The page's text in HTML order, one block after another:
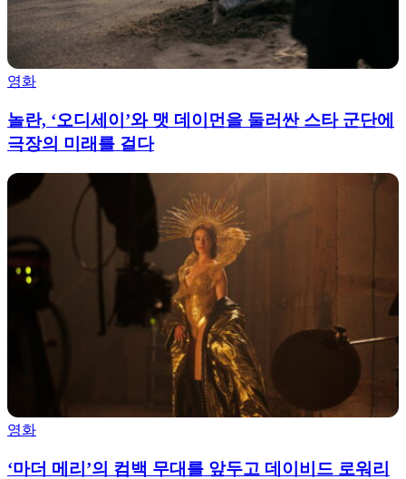
영화
놀란, ‘오디세이’와 맷 데이먼을 둘러싼 스타 군단에
극장의 미래를 걸다
영화
‘마더 메리’의 컴백 무대를 앞두고 데이비드 로워리